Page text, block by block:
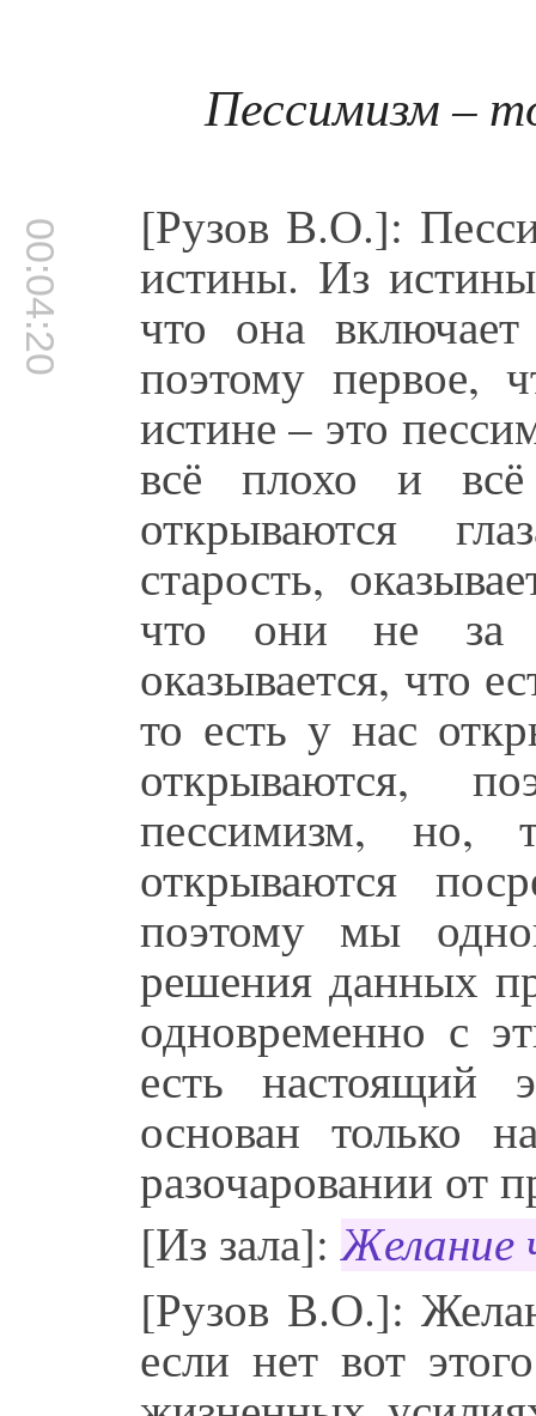
Пессимизм –
00:04:20 [Рузов В.О.]:
истины. Из
что она
поэтому первое,
истине – это
всё плохо и
открываются
старость,
что они не за
оказывается, что
то есть у нас
открываются,
пессимизм, но,
открываются
поэтому мы
решения данных
одновременно с
есть настоящий
основан только
разочаровании от
[Из зала]:Желание
[Рузов В.О.]:
если нет вот